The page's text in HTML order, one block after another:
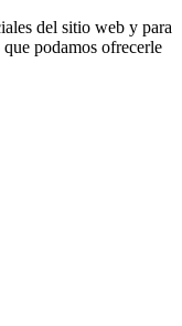
del sitio web y para
podamos ofrecerle